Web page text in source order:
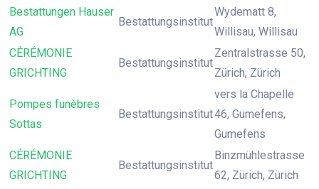
Bestattungen Hauser
AG
Bestattungsinstitut
Wydematt 8,
Willisau, Willisau
CÉRÉMONIE
GRICHTING
Bestattungsinstitut
Zentralstrasse 50,
Zürich, Zürich
Pompes funèbres
Sottas
Bestattungsinstitut
vers la Chapelle
46, Gumefens,
Gumefens
CÉRÉMONIE
GRICHTING
Bestattungsinstitut
Binzmühlestrasse
62, Zürich, Zürich